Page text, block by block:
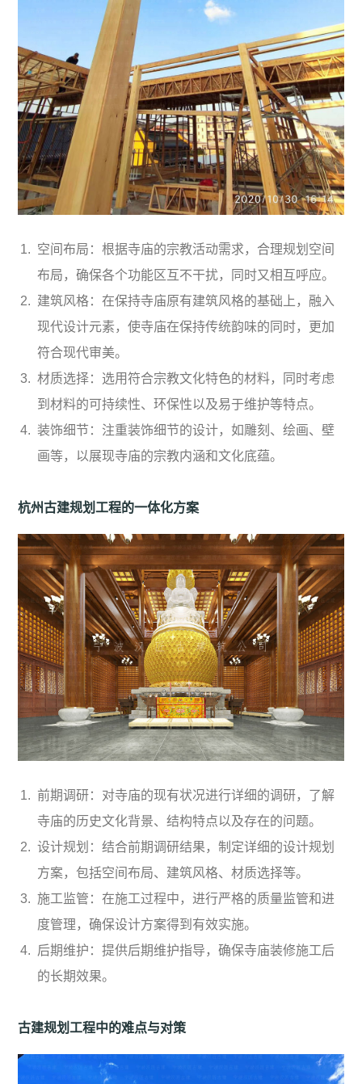
空间布局：根据寺庙的宗教活动需求，合理规划空间
布局，确保各个功能区互不干扰，同时又相互呼应。
建筑风格：在保持寺庙原有建筑风格的基础上，融入
现代设计元素，使寺庙在保持传统韵味的同时，更加
符合现代审美。
材质选择：选用符合宗教文化特色的材料，同时考虑
到材料的可持续性、环保性以及易于维护等特点。
装饰细节：注重装饰细节的设计，如雕刻、绘画、壁
画等，以展现寺庙的宗教内涵和文化底蕴。
杭州古建规划工程的一体化方案
前期调研：对寺庙的现有状况进行详细的调研，了解
寺庙的历史文化背景、结构特点以及存在的问题。
设计规划：结合前期调研结果，制定详细的设计规划
方案，包括空间布局、建筑风格、材质选择等。
施工监管：在施工过程中，进行严格的质量监管和进
度管理，确保设计方案得到有效实施。
后期维护：提供后期维护指导，确保寺庙装修施工后
的长期效果。
古建规划工程中的难点与对策